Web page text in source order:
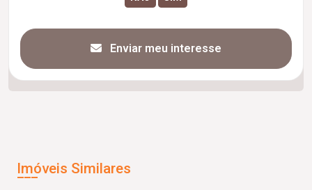
Enviar meu interesse
Imóveis Similares